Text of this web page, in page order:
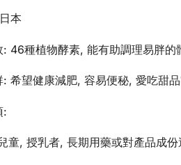
本
: 46種植物酵素, 能有助調理易胖
: 希望健康減肥, 容易便秘, 愛吃甜
:
童, 授乳者, 長期用藥或對產品成